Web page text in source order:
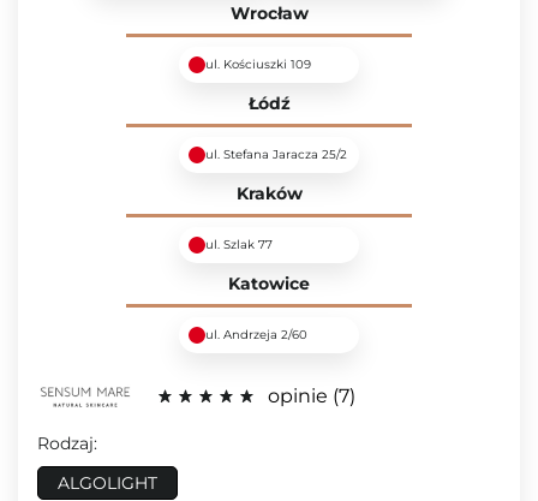
Wrocław
ul. Kościuszki 109
Łódź
ul. Stefana Jaracza 25/2
Kraków
ul. Szlak 77
Katowice
ul. Andrzeja 2/60
opinie 7
Rodzaj:
ALGOLIGHT